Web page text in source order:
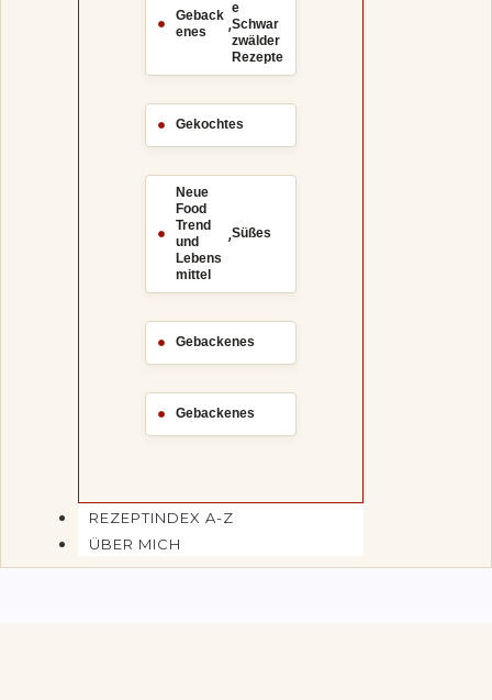
Geback
enes
,
e
Schwar
zwälder
Rezepte
Gekochtes
Neue
Food
Trend
und
Lebens
mittel
,Süßes
Gebackenes
Gebackenes
REZEPTINDEX A-Z
ÜBER MICH